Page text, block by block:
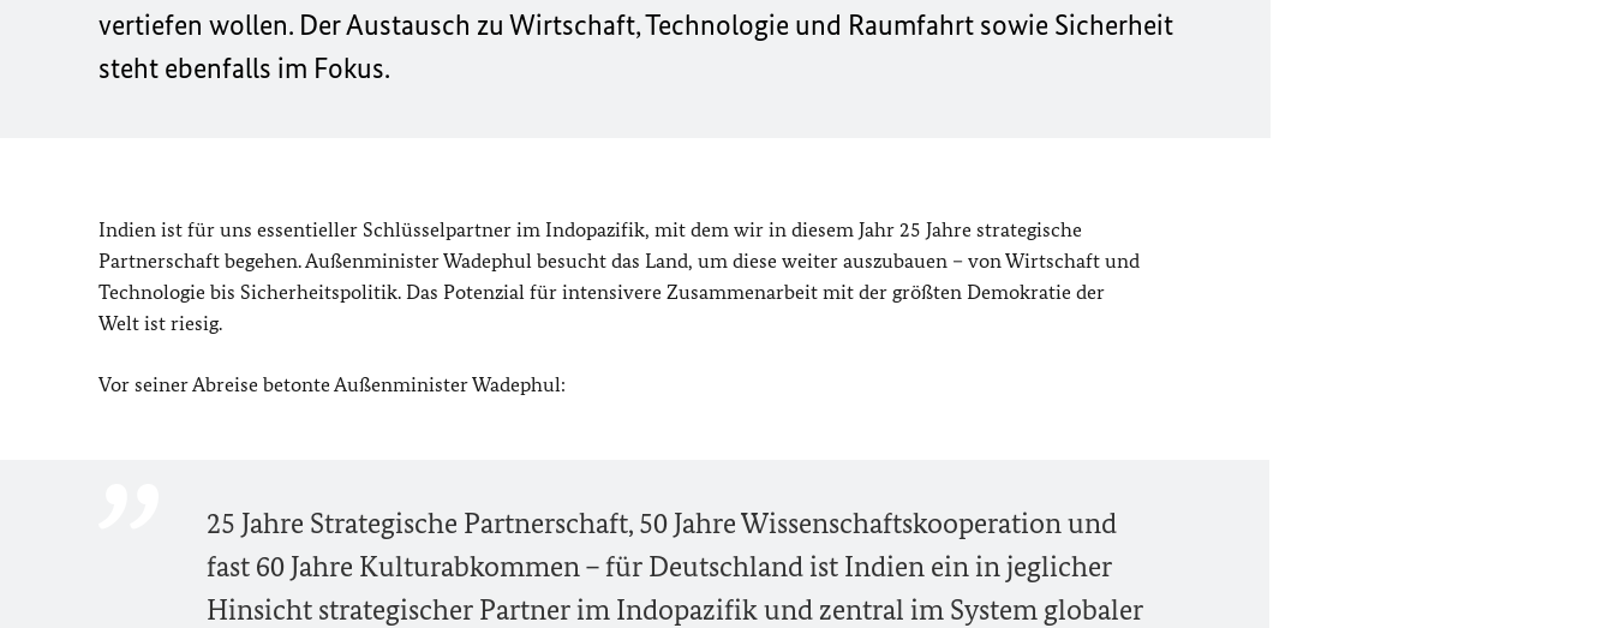
vertiefen wollen. Der Austausch zu Wirtschaft, Technologie und Raumfahrt sowie Sicherheit
steht ebenfalls im Fokus.
Indien ist für uns essentieller Schlüsselpartner im Indopazifik, mit dem wir in diesem Jahr 25 Jahre strategische
Partnerschaft begehen. Außenminister Wadephul besucht das Land, um diese weiter auszubauen – von Wirtschaft und
Technologie bis Sicherheitspolitik. Das Potenzial für intensivere Zusammenarbeit mit der größten Demokratie der
Welt ist riesig.
Vor seiner Abreise betonte Außenminister Wadephul:
25 Jahre Strategische Partnerschaft, 50 Jahre Wissenschaftskooperation und
fast 60 Jahre Kulturabkommen – für Deutschland ist Indien ein in jeglicher
Hinsicht strategischer Partner im Indopazifik und zentral im System globaler